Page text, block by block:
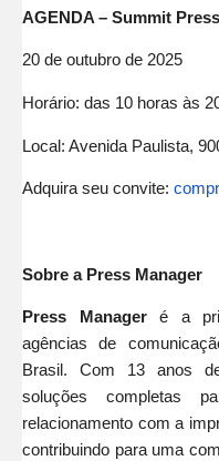
AGENDA – Summit Press
20 de outubro de 2025
Horário: das 10 horas às
Local: Avenida Paulista,
Adquira seu convite:
Sobre a Press Manager
Press Manageré a
agências de
Brasil. Com 13 anos
soluções completas
relacionamento com a
contribuindo para uma